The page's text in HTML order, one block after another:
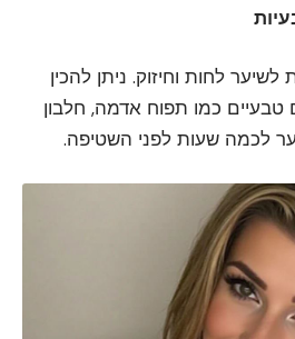
לחות וחיזוק. ניתן להכין
טבעיים כמו תפוח אדמה, חלבון
לכמה שעות לפני השטיפה.